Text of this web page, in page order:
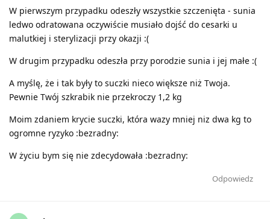
W pierwszym przypadku odeszły wszystkie szczenięta - sunia
ledwo odratowana oczywiście musiało dojść do cesarki u
malutkiej i sterylizacji przy okazji :(
W drugim przypadku odeszła przy porodzie sunia i jej małe :(
A myślę, że i tak były to suczki nieco większe niż Twoja.
Pewnie Twój szkrabik nie przekroczy 1,2 kg
Moim zdaniem krycie suczki, która wazy mniej niz dwa kg to
ogromne ryzyko :bezradny:
W życiu bym się nie zdecydowała :bezradny:
Odpowiedz